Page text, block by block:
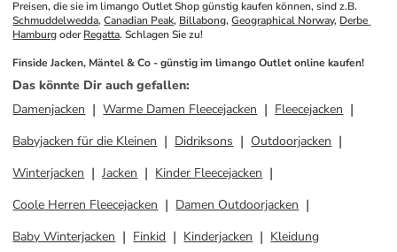
Schmuddelwedda, Canadian Peak, Billabong, Geographical Norway, Derbe
Hamburg oder Regatta. Schlagen Sie zu!
Finside Jacken, Mäntel & Co - günstig im limango Outlet online kaufen!
Das könnte Dir auch gefallen:
Damenjacken
Warme Damen Fleecejacken
Fleecejacken
Babyjacken für die Kleinen
Didriksons
Outdoorjacken
Winterjacken
Jacken
Kinder Fleecejacken
Coole Herren Fleecejacken
Damen Outdoorjacken
Baby Winterjacken
Finkid Kinderjacken Kleidung